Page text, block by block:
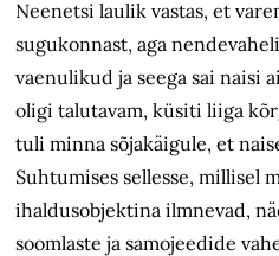
Neenetsi laulik vastas, et
sugukonnast, aga
vaenulikud ja seega sai naisi
oligi talutavam, küsiti liiga
tuli minna sõjakäigule, et
Suhtumises sellesse, millisel
ihaldusobjektina ilmnevad,
soomlaste ja samojeedide